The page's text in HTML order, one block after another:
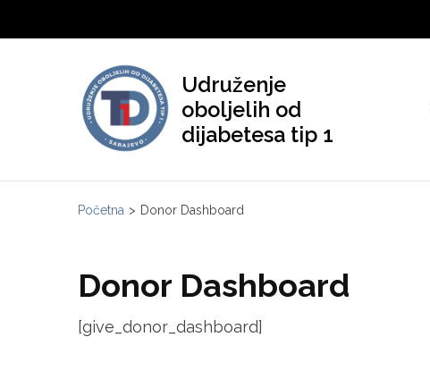
to
Udruženje
oboljelih od
dijabetesa tip 1
Početna > Donor Dashboard
Donor Dashboard
[give_donor_dashboard]